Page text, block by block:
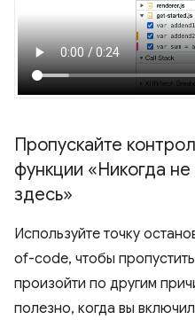
Пропускайте
функции «Никогда
здесь»
Используйте точку
of-code, чтобы
произойти по другим
полезно, когда вы